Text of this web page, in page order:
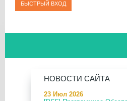
НОВОСТИ САЙТА
23 Июл 2026